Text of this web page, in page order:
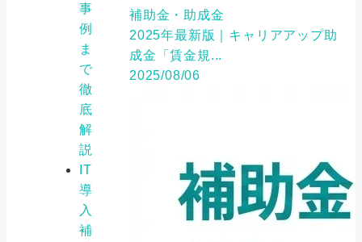
事
例
ま
で
徹
底
解
説
IT
導
入
補
補助金・助成金
2025年最新版｜キャリアアップ助
成金「賃金規...
2025/08/06